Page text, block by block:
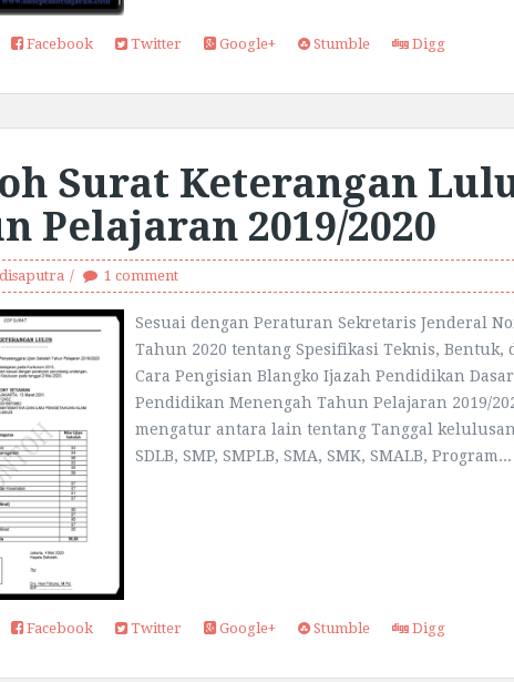
Facebook Twitter Google+ Stumble Digg
Surat Keterangan
Pelajaran 2019/2020
1 comment
Sesuai dengan Peraturan Sekretaris Jenderal
Tahun 2020 tentang Spesifikasi Teknis, Bentuk,
Cara Pengisian Blangko Ijazah Pendidikan
Pendidikan Menengah Tahun Pelajaran 2019/
mengatur antara lain tentang Tanggal kelulusan
SDLB, SMP, SMPLB, SMA, SMK, SMALB, Program...
Facebook Twitter Google+ Stumble Digg